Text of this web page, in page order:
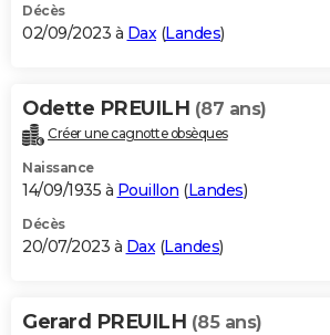
S'inscrire
Se connecter
Lycées
Collèges
Primaires
Universités
Entreprises
Service militaire
Avis de recherche
AVIS DE DÉCÈS
Bricolage
Lifestyle
Culture
Sport
Auto
Television
Voyage
Cinema
Décès
02/09/2023 à Dax(Landes)
Odette PREUILH (87 ans)
Créer une cagnotte obsèques
Naissance
14/09/1935 à Pouillon (Landes)
Décès
20/07/2023 à Dax(Landes)
Gerard PREUILH (85 ans)